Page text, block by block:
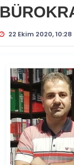
22 Ekim 2020, 10:28